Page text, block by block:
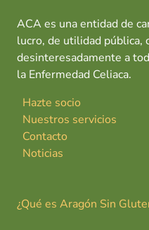
ACA es una entidad de
lucro, de utilidad pública,
desinteresadamente a
la Enfermedad Celiaca.
Hazte socio
Nuestros servicios
Contacto
Noticias
¿Qué es Aragón Sin